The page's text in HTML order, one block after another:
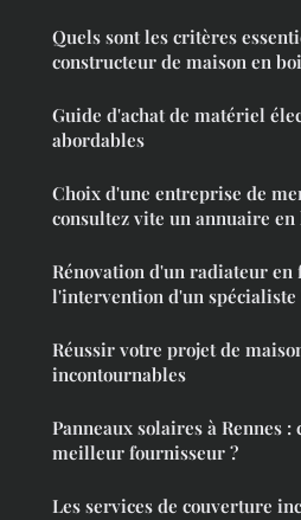
Quels sont les critères
constructeur de maison en
Guide d'achat de matériel
abordables
Choix d'une entreprise de
consultez vite un annuaire en
Rénovation d'un radiateur en
l'intervention d'un spécialiste
Réussir votre projet de
incontournables
Panneaux solaires à Rennes
meilleur fournisseur ?
Les services de couverture